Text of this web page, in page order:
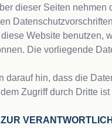
dieser Seiten nehmen
Website benutzen,
Die vorliegende
darauf hin, dass die
Zugriff durch Dritte
ZUR